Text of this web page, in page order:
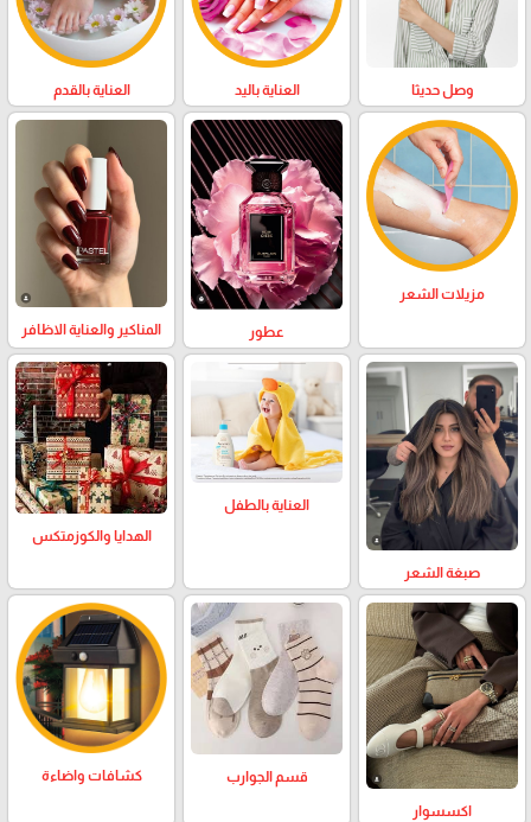
وصل حديثا العناية باليد العناية بالقدم
مزيلات الشعر
عطور المناكير والعناية الاظافر
صبغة الشعر
العناية بالطفل
الهدايا والكوزمتكس
اكسسوار
قسم الجوارب كشافات واضاءة